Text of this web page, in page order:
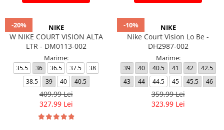
-20% NIKE
W NIKE COURT VISION ALTA
LTR - DM0113-002
Marime:
35.5 36 36.5 37.5
38
38.5
39 40 40.5
409,99 Lei
327,99 Lei
-10% NIKE
Nike Court Vision Lo Be -
DH2987-002
Marime:
39 40 40.5 41 42
42.5
43
44 44.5 45 45.5 46
359,99 Lei
323,99 Lei